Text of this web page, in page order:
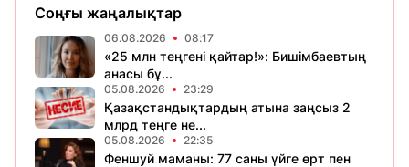
Соңғы жаңалықтар
06.08.2026 08:17
«25 млн теңгені қайтар!»: Бишімбаевтың
анасы бұ...
05.08.2026 23:29
Қазақстандықтардың атына заңсыз 2
млрд теңге не...
05.08.2026 22:35
Феншуй маманы: 77 саны үйге өрт пен